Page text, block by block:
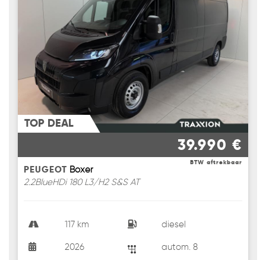
TOP DEAL
39.990 €
BTW aftrekbaar
PEUGEOT Boxer
2.2BlueHDi 180 L3/H2 S&S AT
117 km diesel
2026 autom. 8